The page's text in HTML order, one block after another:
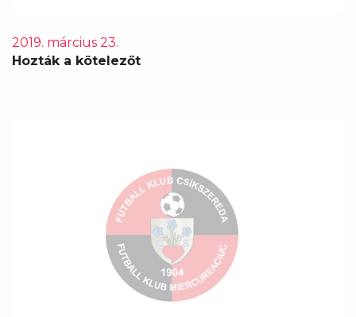
2019. március 23.
Hozták a kötelezőt